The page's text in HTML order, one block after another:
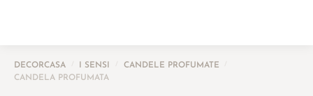
DECORCASA I SENSI CANDELE PROFUMATE
CANDELA PROFUMATA